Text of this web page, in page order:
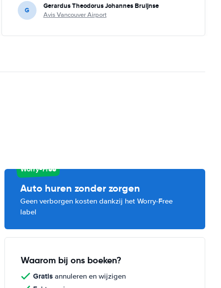
G Gerardus Theodorus Johannes Bruijnse
Avis Vancouver Airport
Worry-Free
Auto huren zonder zorgen
Geen verborgen kosten dankzij het Worry-Free
label
Waarom bij ons boeken?
Gratis annuleren en wijzigen